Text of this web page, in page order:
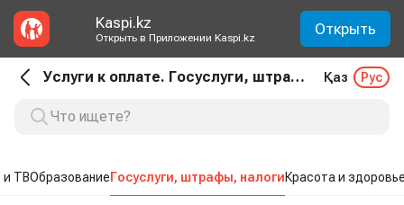
Kaspi.kz
Открыть в Приложении Kaspi.kz Открыть
Услуги к оплате. Госуслуги, штрафы, налоги Қаз Рус
и ТВОбразованиеГосуслуги, штрафы, налогиКрасота и